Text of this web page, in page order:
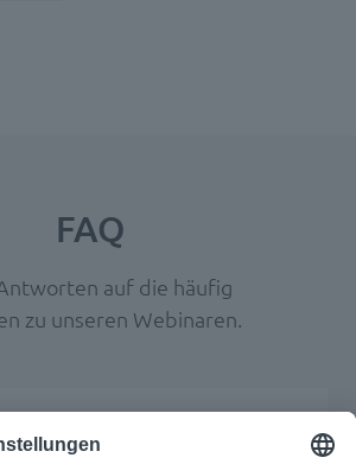
FAQ
auf die häufig
zu unseren Webinaren.
wenden?